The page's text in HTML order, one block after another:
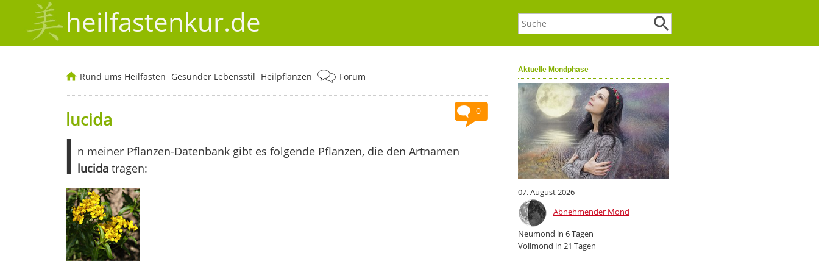
heilfastenkur.de
Aktuelle Mondphase
07. August 2026
Abnehmender Mond
Neumond in 6 Tagen
Vollmond in 21 Tagen
Rund ums Heilfasten Gesunder Lebensstil Heilpflanzen Forum
0
lucida
I n meiner Pflanzen-Datenbank gibt es folgende Pflanzen, die den Artnamen
lucidatragen: